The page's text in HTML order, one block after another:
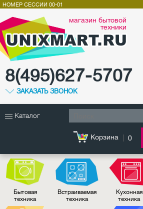
магазин бытовой
техники
8(495)627-5707
ЗАКАЗАТЬ ЗВОНОК
НОМЕР СЕССИИ 00-01
Каталог
Корзина 0
Бытовая
техника
Встраиваемая
техника
Кухонная
техника